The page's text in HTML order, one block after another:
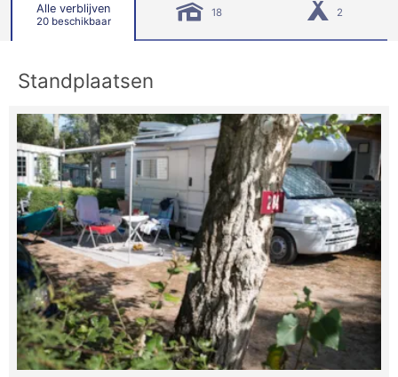
Alle verblijven
20 beschikbaar
18 2
Standplaatsen